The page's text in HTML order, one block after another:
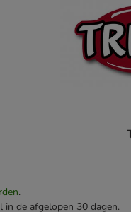
.
in de afgelopen 30 dagen.